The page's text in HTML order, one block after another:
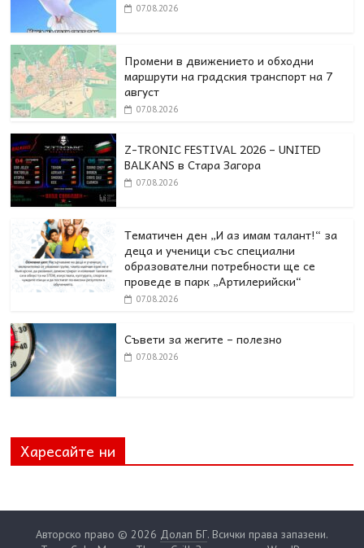
07.08.2026
Промени в движението и обходни
маршрути на градския транспорт на 7
август
07.08.2026
Z-TRONIC FESTIVAL 2026 – UNITED
BALKANS в Стара Загора
07.08.2026
Тематичен ден „И аз имам талант!“ за
деца и ученици със специални
образователни потребности ще се
проведе в парк „Артилерийски“
07.08.2026
Съвети за жегите – полезно
07.08.2026
Харесайте ни
Авторско право © 2026 Долап БГ. Всички права запазени.